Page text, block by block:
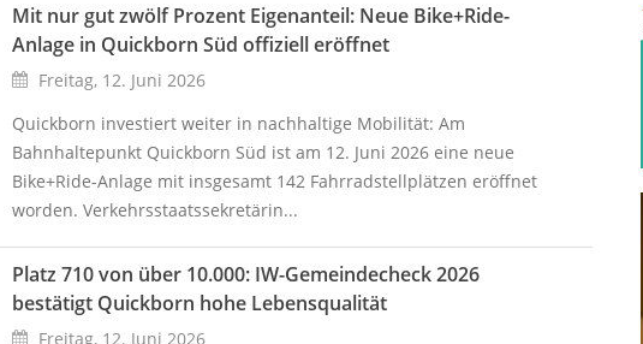
Mit nur gut zwölf Prozent Eigenanteil: Neue Bike+Ride-
Anlage in Quickborn Süd offiziell eröffnet
Freitag, 12. Juni 2026
Quickborn investiert weiter in nachhaltige Mobilität: Am
Bahnhaltepunkt Quickborn Süd ist am 12. Juni 2026 eine neue
Bike+Ride-Anlage mit insgesamt 142 Fahrradstellplätzen eröffnet
worden. Verkehrsstaatssekretärin...
Platz 710 von über 10.000: IW-Gemeindecheck 2026
bestätigt Quickborn hohe Lebensqualität
Freitag, 12. Juni 2026